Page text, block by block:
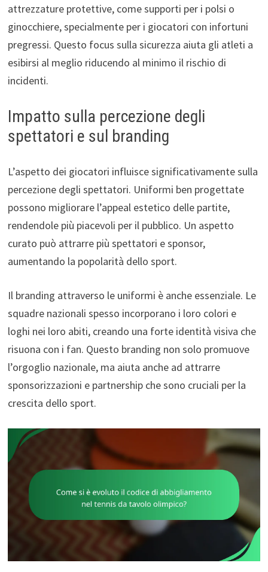
attrezzature protettive, come supporti per i polsi o
ginocchiere, specialmente per i giocatori con infortuni
pregressi. Questo focus sulla sicurezza aiuta gli atleti a
esibirsi al meglio riducendo al minimo il rischio di
incidenti.
Impatto sulla percezione degli
spettatori e sul branding
L’aspetto dei giocatori influisce significativamente sulla
percezione degli spettatori. Uniformi ben progettate
possono migliorare l’appeal estetico delle partite,
rendendole più piacevoli per il pubblico. Un aspetto
curato può attrarre più spettatori e sponsor,
aumentando la popolarità dello sport.
Il branding attraverso le uniformi è anche essenziale. Le
squadre nazionali spesso incorporano i loro colori e
loghi nei loro abiti, creando una forte identità visiva che
risuona con i fan. Questo branding non solo promuove
l’orgoglio nazionale, ma aiuta anche ad attrarre
sponsorizzazioni e partnership che sono cruciali per la
crescita dello sport.